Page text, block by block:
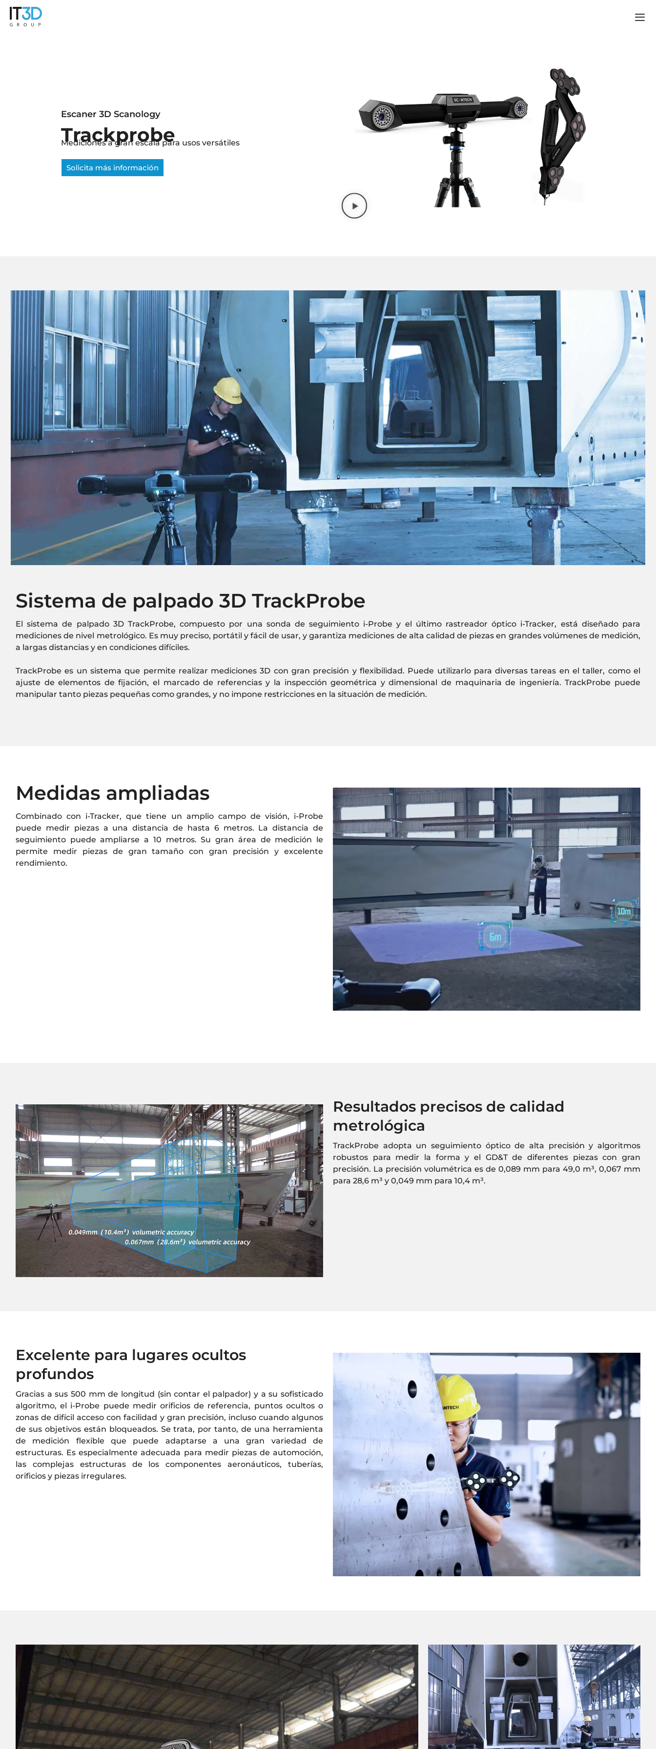
Escaner 3D Scanology
Trackprobe
Mediciones a gran escala para usos versátiles
Solicita más información
Sistema de palpado 3D TrackProbe
El sistema de palpado 3D TrackProbe, compuesto por una sonda de seguimiento i-Probe y el último rastreador óptico i-Tracker, está diseñado para
mediciones de nivel metrológico. Es muy preciso, portátil y fácil de usar, y garantiza mediciones de alta calidad de piezas en grandes volúmenes de medición,
a largas distancias y en condiciones difíciles.
TrackProbe es un sistema que permite realizar mediciones 3D con gran precisión y flexibilidad. Puede utilizarlo para diversas tareas en el taller, como el
ajuste de elementos de fijación, el marcado de referencias y la inspección geométrica y dimensional de maquinaria de ingeniería. TrackProbe puede
manipular tanto piezas pequeñas como grandes, y no impone restricciones en la situación de medición.
Medidas ampliadas
Combinado con i-Tracker, que tiene un amplio campo de visión, i-Probe
puede medir piezas a una distancia de hasta 6 metros. La distancia de
seguimiento puede ampliarse a 10 metros. Su gran área de medición le
permite medir piezas de gran tamaño con gran precisión y excelente
rendimiento.
Resultados precisos de calidad
metrológica
TrackProbe adopta un seguimiento óptico de alta precisión y algoritmos
robustos para medir la forma y el GD&T de diferentes piezas con gran
precisión. La precisión volumétrica es de 0,089 mm para 49,0 m³, 0,067 mm
para 28,6 m³ y 0,049 mm para 10,4 m³.
Excelente para lugares ocultos
profundos
Gracias a sus 500 mm de longitud (sin contar el palpador) y a su sofisticado
algoritmo, el i-Probe puede medir orificios de referencia, puntos ocultos o
zonas de difícil acceso con facilidad y gran precisión, incluso cuando algunos
de sus objetivos están bloqueados. Se trata, por tanto, de una herramienta
de medición flexible que puede adaptarse a una gran variedad de
estructuras. Es especialmente adecuada para medir piezas de automoción,
las complejas estructuras de los componentes aeronáuticos, tuberías,
orificios y piezas irregulares.